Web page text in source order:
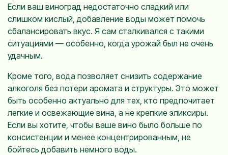
Если ваш виноград недостаточно сладкий или
слишком кислый, добавление воды может помочь
сбалансировать вкус. Я сам сталкивался с такими
ситуациями — особенно, когда урожай был не очень
удачным.
Кроме того, вода позволяет снизить содержание
алкоголя без потери аромата и структуры. Это может
быть особенно актуально для тех, кто предпочитает
легкие и освежающие вина, а не крепкие эликсиры.
Если вы хотите, чтобы ваше вино было больше по
консистенции и менее концентрированным, не
бойтесь добавить немного воды.